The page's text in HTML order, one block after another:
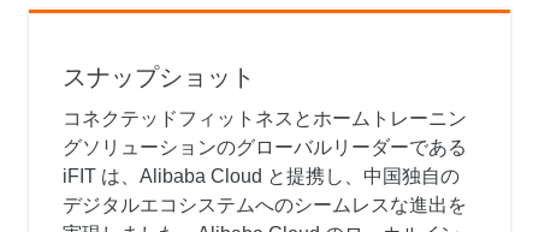
スナップショット
コネクテッドフィットネスとホームトレーニン
グソリューションのグローバルリーダーである
iFIT は、Alibaba Cloud と提携し、中国独自の
デジタルエコシステムへのシームレスな進出を